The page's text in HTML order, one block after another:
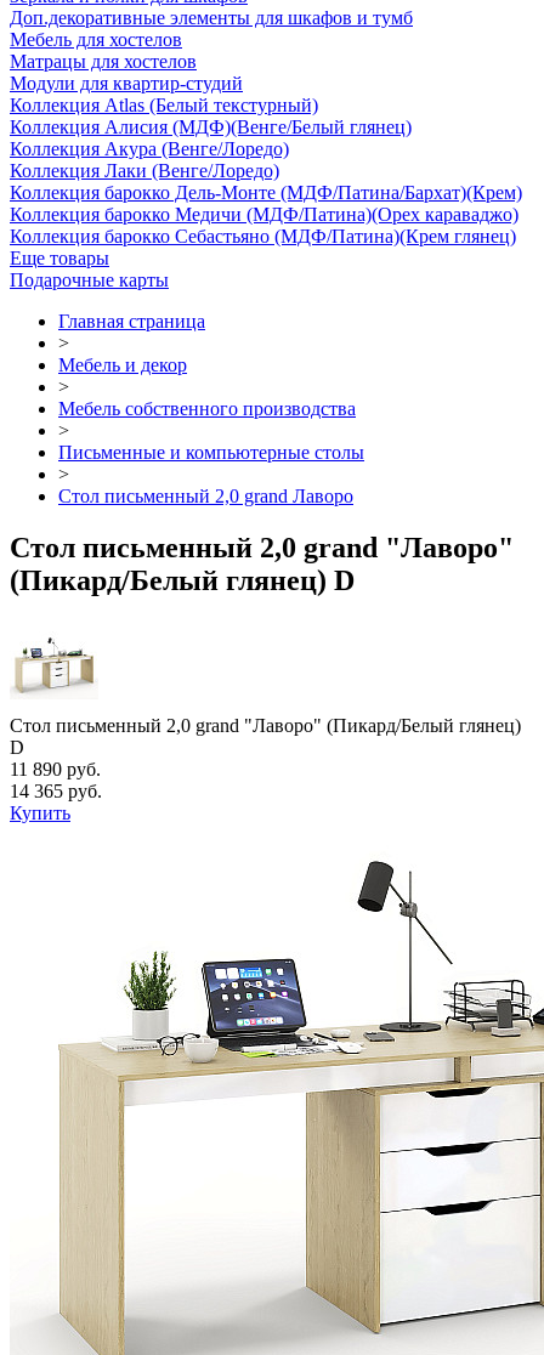
Доп.декоративные элементы для шкафов и тумб
Мебель для хостелов
Матрацы для хостелов
Модули для квартир-студий
Коллекция Atlas (Белый текстурный)
Коллекция Алисия (МДФ)(Венге/Белый глянец)
Коллекция Акура (Венге/Лоредо)
Коллекция Лаки (Венге/Лоредо)
Коллекция барокко Дель-Монте (МДФ/Патина/Бархат)(Крем)
Коллекция барокко Медичи (МДФ/Патина)(Орех караваджо)
Коллекция барокко Себастьяно (МДФ/Патина)(Крем глянец)
Еще товары
Подарочные карты
Главная страница
>
Мебель и декор
>
Мебель собственного производства
>
Письменные и компьютерные столы
>
Стол письменный 2,0 grand Лаворо
Стол письменный 2,0 grand "Лаворо"
(Пикард/Белый глянец) D
Стол письменный 2,0 grand "Лаворо" (Пикард/Белый глянец)
D
11 890 руб.
14 365 руб.
Купить